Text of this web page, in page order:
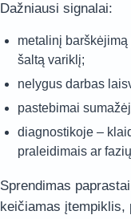
Dažniausi signalai:
metalinį
šaltą variklį;
nelygus darbas
pastebimai
diagnostikoje –
praleidimais ar
Sprendimas
keičiamas įtempiklis,